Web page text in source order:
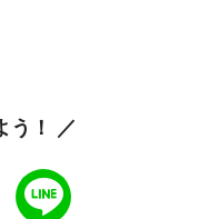
う！ ／